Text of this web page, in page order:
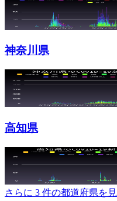
神奈川県
高知県
さらに 3 件の都道府県を